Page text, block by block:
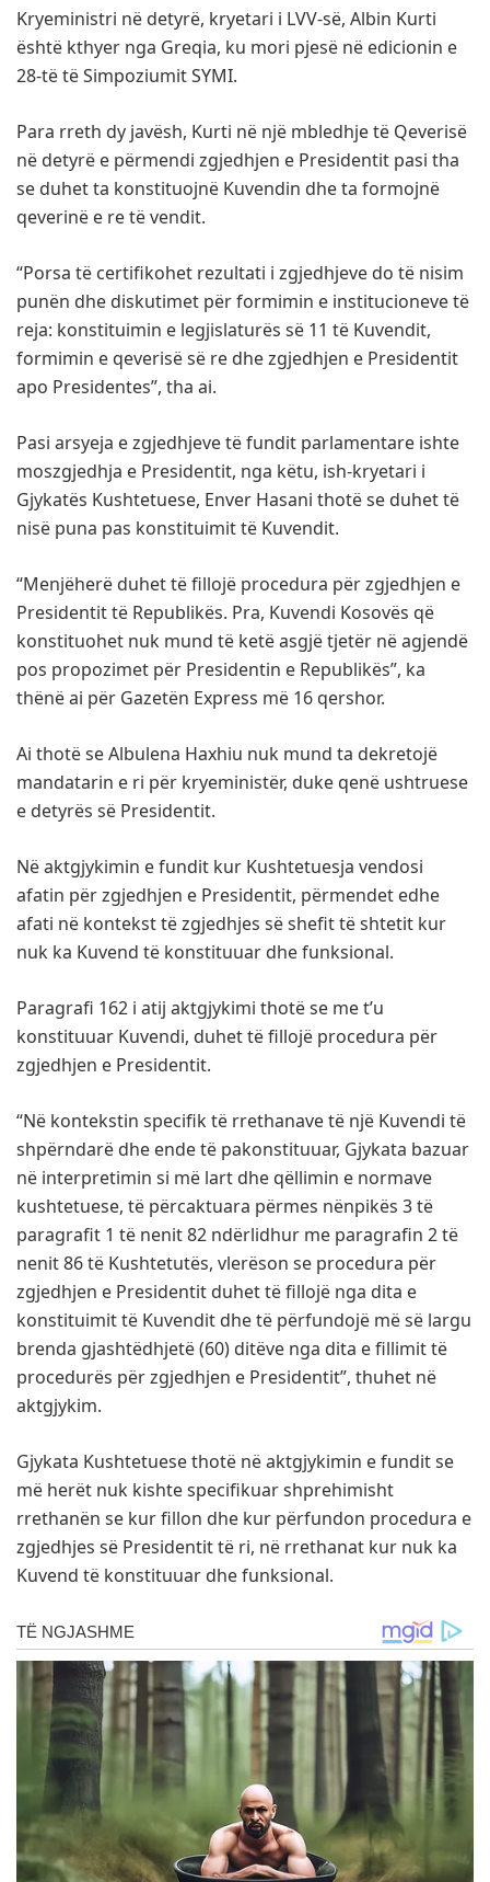
Kryeministri në detyrë, kryetari i LVV-së, Albin Kurti
është kthyer nga Greqia, ku mori pjesë në edicionin e
28-të të Simpoziumit SYMI.
Para rreth dy javësh, Kurti në një mbledhje të Qeverisë
në detyrë e përmendi zgjedhjen e Presidentit pasi tha
se duhet ta konstituojnë Kuvendin dhe ta formojnë
qeverinë e re të vendit.
“Porsa të certifikohet rezultati i zgjedhjeve do të nisim
punën dhe diskutimet për formimin e institucioneve të
reja: konstituimin e legjislaturës së 11 të Kuvendit,
formimin e qeverisë së re dhe zgjedhjen e Presidentit
apo Presidentes”, tha ai.
Pasi arsyeja e zgjedhjeve të fundit parlamentare ishte
moszgjedhja e Presidentit, nga këtu, ish-kryetari i
Gjykatës Kushtetuese, Enver Hasani thotë se duhet të
nisë puna pas konstituimit të Kuvendit.
“Menjëherë duhet të fillojë procedura për zgjedhjen e
Presidentit të Republikës. Pra, Kuvendi Kosovës që
konstituohet nuk mund të ketë asgjë tjetër në agjendë
pos propozimet për Presidentin e Republikës”, ka
thënë ai për Gazetën Express më 16 qershor.
Ai thotë se Albulena Haxhiu nuk mund ta dekretojë
mandatarin e ri për kryeministër, duke qenë ushtruese
e detyrës së Presidentit.
Në aktgjykimin e fundit kur Kushtetuesja vendosi
afatin për zgjedhjen e Presidentit, përmendet edhe
afati në kontekst të zgjedhjes së shefit të shtetit kur
nuk ka Kuvend të konstituuar dhe funksional.
Paragrafi 162 i atij aktgjykimi thotë se me t’u
konstituuar Kuvendi, duhet të fillojë procedura për
zgjedhjen e Presidentit.
“Në kontekstin specifik të rrethanave të një Kuvendi të
shpërndarë dhe ende të pakonstituuar, Gjykata bazuar
në interpretimin si më lart dhe qëllimin e normave
kushtetuese, të përcaktuara përmes nënpikës 3 të
paragrafit 1 të nenit 82 ndërlidhur me paragrafin 2 të
nenit 86 të Kushtetutës, vlerëson se procedura për
zgjedhjen e Presidentit duhet të fillojë nga dita e
konstituimit të Kuvendit dhe të përfundojë më së largu
brenda gjashtëdhjetë (60) ditëve nga dita e fillimit të
procedurës për zgjedhjen e Presidentit”, thuhet në
aktgjykim.
Gjykata Kushtetuese thotë në aktgjykimin e fundit se
më herët nuk kishte specifikuar shprehimisht
rrethanën se kur fillon dhe kur përfundon procedura e
zgjedhjes së Presidentit të ri, në rrethanat kur nuk ka
Kuvend të konstituuar dhe funksional.